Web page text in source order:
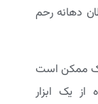
دهانه رحم
ممکن است
از یک ابزار